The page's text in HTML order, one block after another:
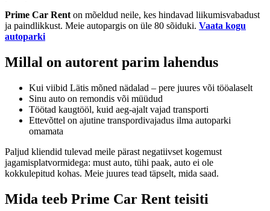
Prime Car Rent on mõeldud neile, kes hindavad liikumisvabadust
ja paindlikkust. Meie autopargis on üle 80 sõiduki. Vaata kogu
autoparki
Millal on autorent parim lahendus
Kui viibid Lätis mõned nädalad – pere juures või tööalaselt
Sinu auto on remondis või müüdud
Töötad kaugtööl, kuid aeg-ajalt vajad transporti
Ettevõttel on ajutine transpordivajadus ilma autoparki
omamata
Paljud kliendid tulevad meile pärast negatiivset kogemust
jagamisplatvormidega: must auto, tühi paak, auto ei ole
kokkulepitud kohas. Meie juures tead täpselt, mida saad.
Mida teeb Prime Car Rent teisiti